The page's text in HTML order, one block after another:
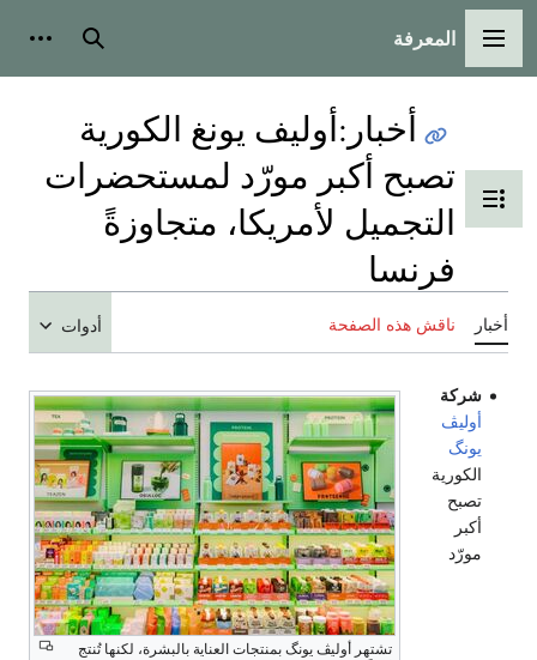
القائمة الرئيسية
المعرفة بحث
تبديل عرض جدول المحتويات
أخبار :أوليف يونغ الكورية
تصبح أكبر مورّد لمستحضرات
التجميل لأمريكا، متجاوزةً
فرنسا
أخبار ناقش هذه الصفحة أدوات
تشتهر أوليڤ يونگ بمنتجات العناية بالبشرة، لكنها تُنتج
شركة
أوليڤ
يونگ
الكورية
تصبح
أكبر
مورّد